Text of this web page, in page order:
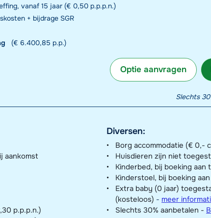
vanaf 15 jaar (€ 0,50 p.p.p.n.)
+ bijdrage SGR
(€ 6.400,85 p.p.)
Optie aanvragen
Slechts
aankomst
p.p.p.n.)
Diversen:
Borg accommodatie (€ 0,-
Huisdieren zijn niet
Kinderbed, bij boeking aan
Kinderstoel, bij boeking
Extra baby (0 jaar)
(kosteloos) - meer
Slechts 30% aanbetalen -